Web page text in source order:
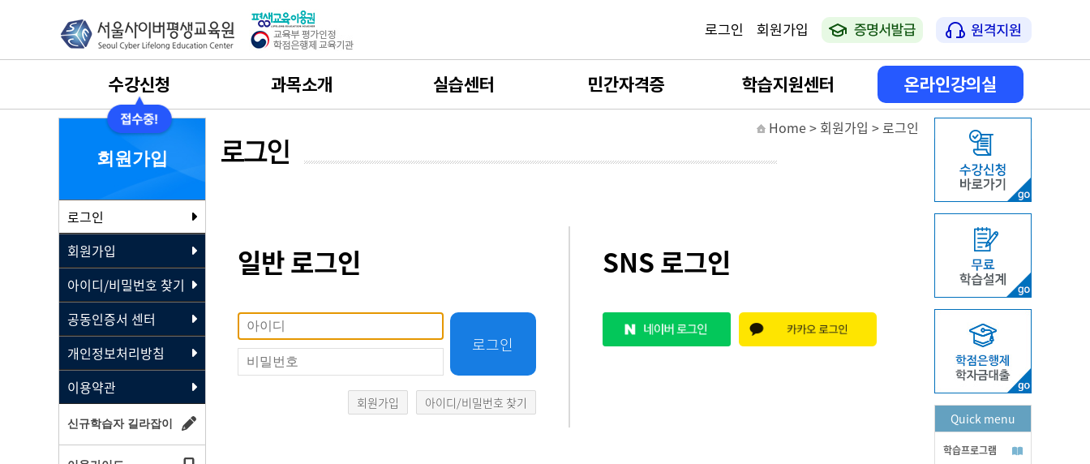
로그인 회원가입
수강신청
나의 학습설계
수강료결제
수강후기
과목소개
사회복지사
건강가정사
경영학
실습과목 이수 안내
실습센터
실습양식자료실
실습 FAQ
현장실습 학교 검색
민간자격증
민간자격증 발급확인
학습지원센터
자격증 신청 방법 안내
온라인강의실
나의 강의실
나의 학사활동
증명서 발급
회원가입
로그인
회원가입
아이디/비밀번호 찾기
공동인증서 센터
개인정보처리방침
이용약관
신규학습자 길라잡이
Home > 회원가입 > 로그인
일반 로그인
로그인
회원가입 아이디/비밀번호 찾기
SNS 로그인
Quick menu
학습프로그램